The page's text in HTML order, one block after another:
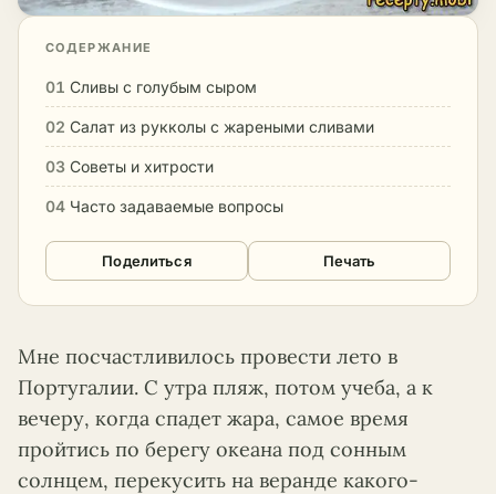
СОДЕРЖАНИЕ
01 Сливы с голубым сыром
02 Салат из рукколы с жареными сливами
03 Советы и хитрости
04 Часто задаваемые вопросы
Поделиться Печать
Мне посчастливилось провести лето в
Португалии. С утра пляж, потом учеба, а к
вечеру, когда спадет жара, самое время
пройтись по берегу океана под сонным
солнцем, перекусить на веранде какого-